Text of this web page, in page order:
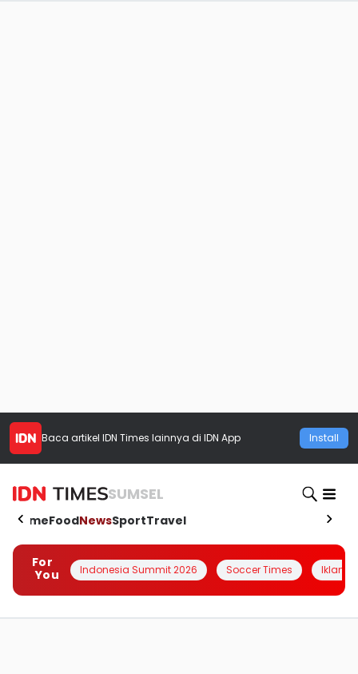
Baca artikel IDN Times lainnya di IDN App Install
SUMSEL
HomeFoodNewsSportTravel
For
You
Indonesia Summit 2026 Soccer Times Iklanin